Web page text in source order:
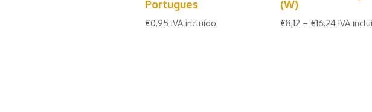
Portugues
€0,95 IVA incluído
(W)
€8,12 – €16,24 IVA